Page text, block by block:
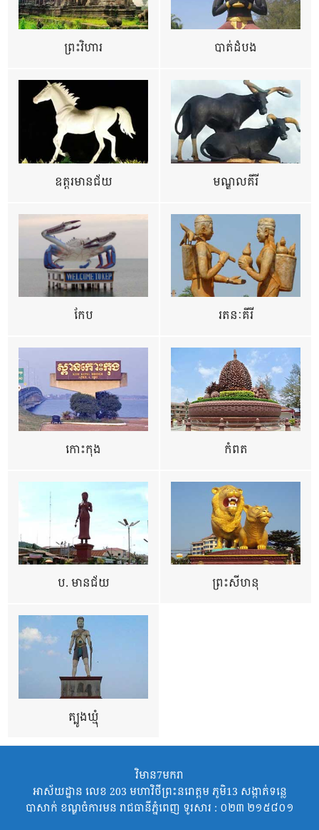
ព្រះវិហារ បាត់ដំបង
ឧត្ដរមានជ័យ មណ្ឌលគីរី
កែប រតនៈគីរី
កោះកុង កំពត
ប. មានជ័យ ព្រះសីហនុ
ត្បូងឃ្មុំ
វិមាន7មករា
អាស័យដ្ឋាន លេខ 203 មហាវិថីព្រះនរោត្តម ភូមិ13 សង្កាត់ទន្លេ
បាសាក់ ខណ្ឌចំការមន រាជធានីភ្នំពេញ ទូរសារ : ០២៣ ២១៥៨០១